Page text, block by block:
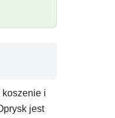
i
jest